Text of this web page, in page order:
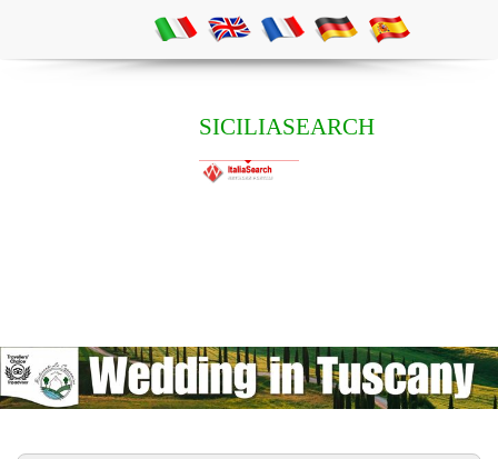
SICILIASEARCH